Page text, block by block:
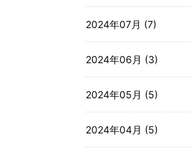
2024年07月 (7)
2024年06月 (3)
2024年05月 (5)
2024年04月 (5)